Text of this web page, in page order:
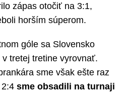
zápas otočiť na 3:1,
horším súperom.
góle sa Slovensko
tretej tretine vyrovnať.
sme však ešte raz
sme obsadili na turnaji